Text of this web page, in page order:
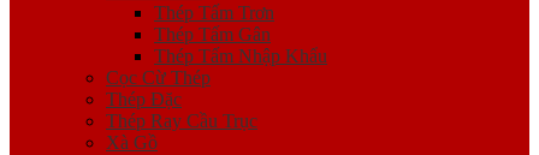
Thép Tấm Trơn
Thép Tấm Gân
Thép Tấm Nhập Khẩu
Cọc Cừ Thép
Thép Đặc
Thép Ray Cầu Trục
Xà Gồ